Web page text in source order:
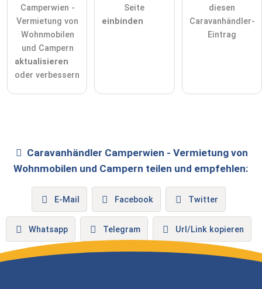
Camperwien -
Vermietung von
Wohnmobilen
und Campern
aktualisieren
oder verbessern
Seite
einbinden
diesen
Caravanhändler-
Eintrag
Caravanhändler Camperwien - Vermietung von
Wohnmobilen und Campern teilen und empfehlen:
E-Mail Facebook Twitter
Whatsapp Telegram Url/Link kopieren